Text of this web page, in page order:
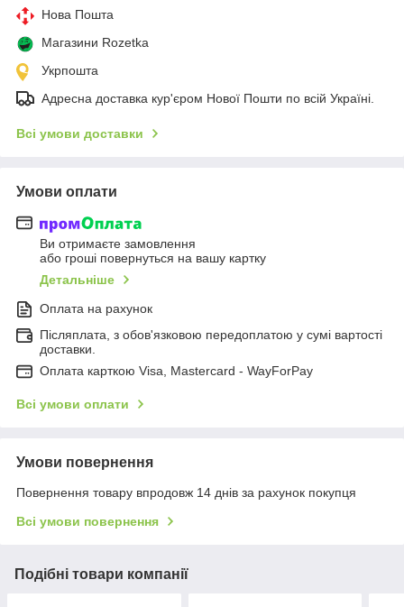
Нова Пошта
Магазини Rozetka
Укрпошта
Адресна доставка кур'єром Нової Пошти по всій Україні.
Всі умови доставки
Умови оплати
Ви отримаєте замовлення
або гроші повернуться на вашу картку
Детальніше
Оплата на рахунок
Післяплата, з обов'язковою передоплатою у сумі вартості
доставки.
Оплата карткою Visa, Mastercard - WayForPay
Всі умови оплати
Умови повернення
Повернення товару впродовж 14 днів за рахунок покупця
Всі умови повернення
Подібні товари компанії